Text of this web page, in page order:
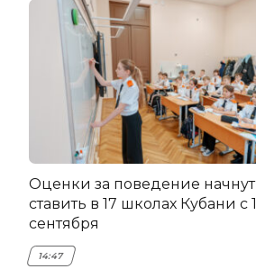
Оценки за поведение начнут
ставить в 17 школах Кубани с 1
сентября
14:47